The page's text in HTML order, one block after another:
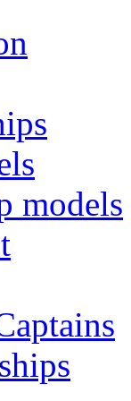
models